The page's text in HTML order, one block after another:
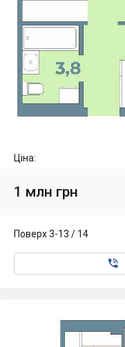
Ціна:
1 млн грн
Поверх 3-13 / 14
